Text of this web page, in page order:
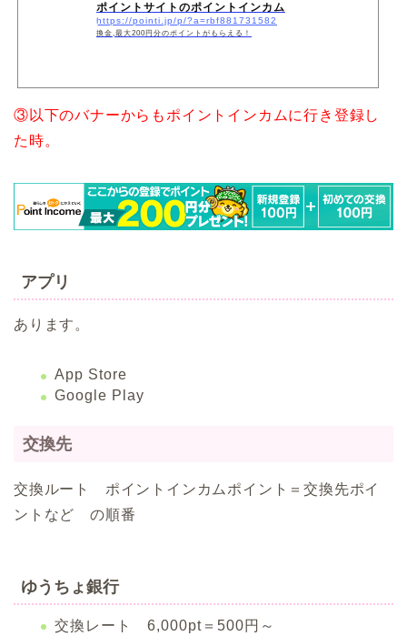
ポイントサイトのポイントインカム
https://pointi.jp/p/?a=rbf881731582
換金,最大200円分のポイントがもらえる！
③以下のバナーからもポイントインカムに行き登録し
た時。
アプリ
あります。
App Store
Google Play
交換先
交換ルート ポイントインカムポイント＝交換先ポイ
ントなど の順番
ゆうちょ銀行
交換レート 6,000pt＝500円～